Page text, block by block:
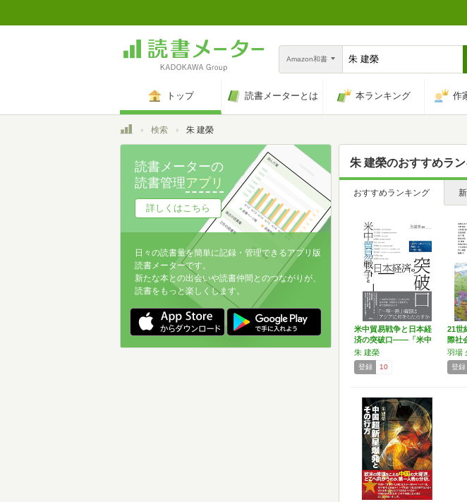
Amazon和書
トップ 読書メーターとは 本ランキング 作
トップ検索 朱 建榮
朱 建榮のおすすめラ
おすすめランキング
米中貿易戦争と日本経
済の突破口――「米中
トゥ…
朱 建榮
登録 10
21世
際社
登録
読書メーターの
読書管理アプリ
詳しくはこちら
日々の読書量を簡単に記録・管理できるアプリ版
読書メーターです。
新たな本との出会いや読書仲間とのつながりが、
読書をもっと楽しくします。